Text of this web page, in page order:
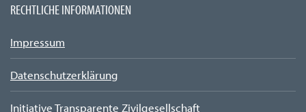
RECHTLICHE INFORMATIONEN
Impressum
Datenschutzerklärung
Initiative Transparente Zivilgesellschaft